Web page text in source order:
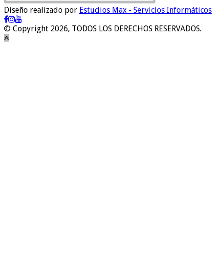
Diseño realizado por Estudios Max - Servicios Informáticos
© Copyright 2026, TODOS LOS DERECHOS RESERVADOS.